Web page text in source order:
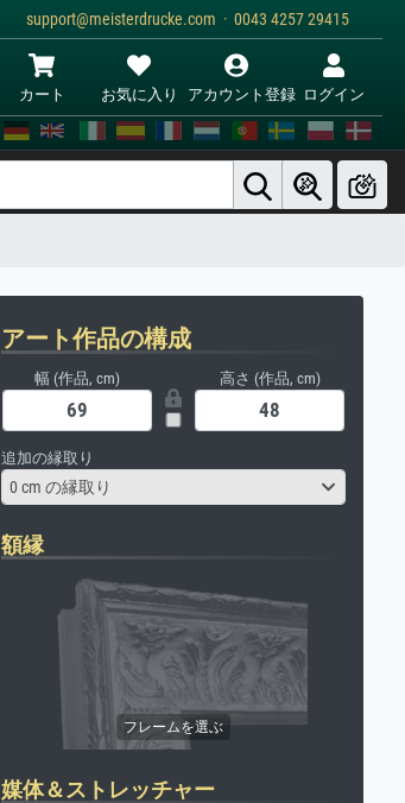
support@meisterdrucke.com · 0043 4257 29415
カート お気に入り アカウント登録 ログイン
アート作品の構成
幅 (作品, cm) 高さ (作品, cm)
追加の縁取り
0 cm の縁取り
額縁
媒体＆ストレッチャー